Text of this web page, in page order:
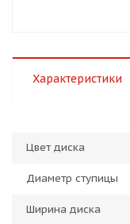
Характеристики
Цвет диска
Диаметр ступицы
Ширина диска